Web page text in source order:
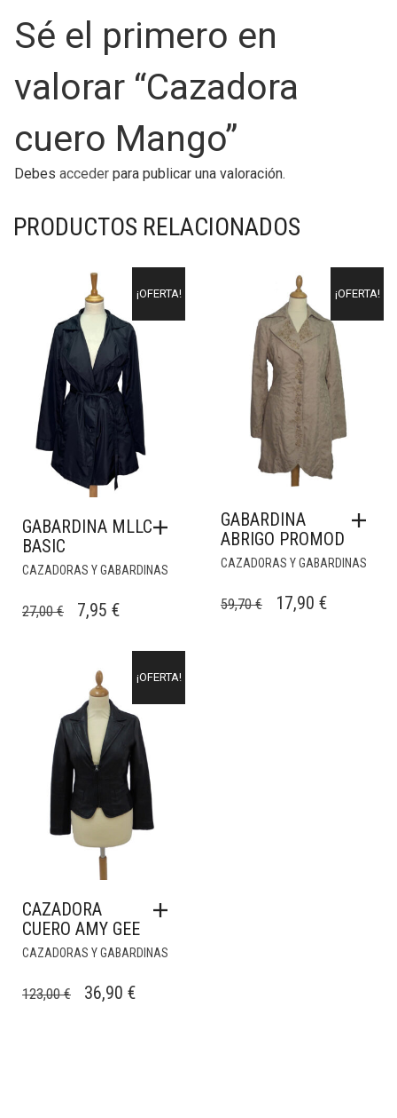
Sé el primero en
valorar “Cazadora
cuero Mango”
Debes acceder para publicar una valoración.
PRODUCTOS RELACIONADOS
¡OFERTA!
GABARDINA MLLC
BASIC
CAZADORAS Y GABARDINAS
27,00€
EL
ERA:
27,00 €.
7,95 €EL
ES:
7,95 €.
¡OFERTA!
GABARDINA
ABRIGO PROMOD
CAZADORAS Y GABARDINAS
59,70€
EL
17,90 €EL
¡OFERTA!
CAZADORA
CUERO AMY GEE
CAZADORAS Y GABARDINAS
123,00€
EL
36,90 €EL